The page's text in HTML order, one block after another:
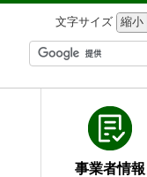
文字サイズ 縮小
事業者情報